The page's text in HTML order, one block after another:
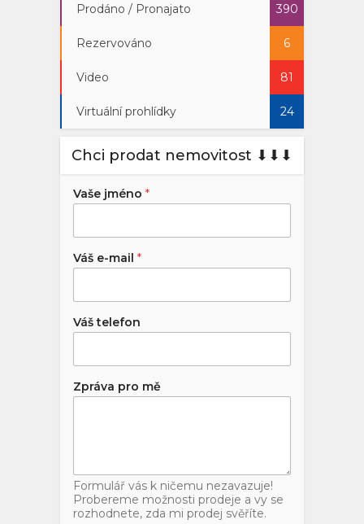
Prodáno / Pronajato 390
Rezervováno 6
Video 81
Virtuální prohlídky 24
Chci prodat nemovitost ⬇︎⬇︎⬇︎
Vaše jméno *
Váš e-mail *
Váš telefon
Zpráva pro mě
Formulář vás k ničemu nezavazuje!
Probereme možnosti prodeje a vy se
rozhodnete, zda mi prodej svěříte.